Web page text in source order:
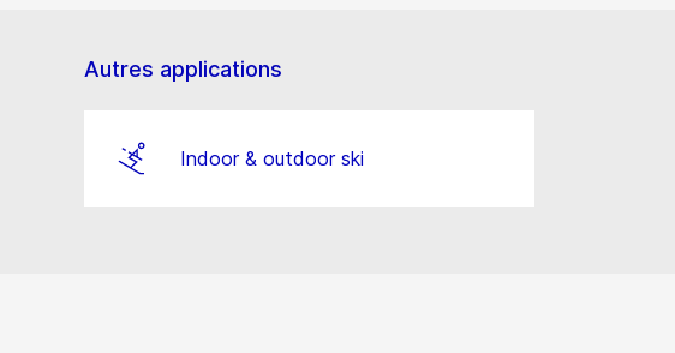
Autres applications
Indoor & outdoor ski